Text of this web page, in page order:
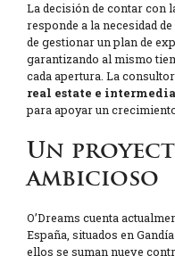
La decisión de contar con
responde a la necesidad
de gestionar un plan de
garantizando al mismo
cada apertura. La
real estate e
para apoyar un
Un
ambicioso
O’Dreams cuenta
España, situados en
ellos se suman nueve